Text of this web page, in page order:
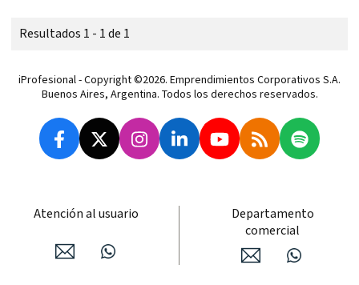
Resultados 1 - 1 de 1
iProfesional - Copyright ©2026. Emprendimientos Corporativos S.A.
Buenos Aires, Argentina. Todos los derechos reservados.
Atención al usuario
Departamento
comercial